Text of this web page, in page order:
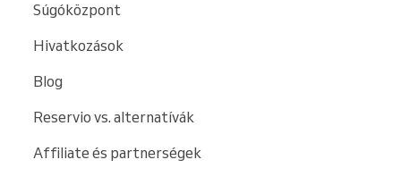
Súgóközpont
Hivatkozások
Blog
Reservio vs. alternatívák
Affiliate és partnerségek